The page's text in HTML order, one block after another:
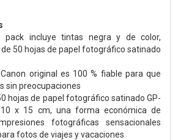
pack incluye tintas negra y de color,
50 hojas de papel fotográfico satinado
Canon original es 100 % fiable para que
sin preocupaciones
hojas de papel fotográfico satinado GP-
x 15 cm, una forma económica de
fotográficas sensacionales
fotos de viajes y vacaciones